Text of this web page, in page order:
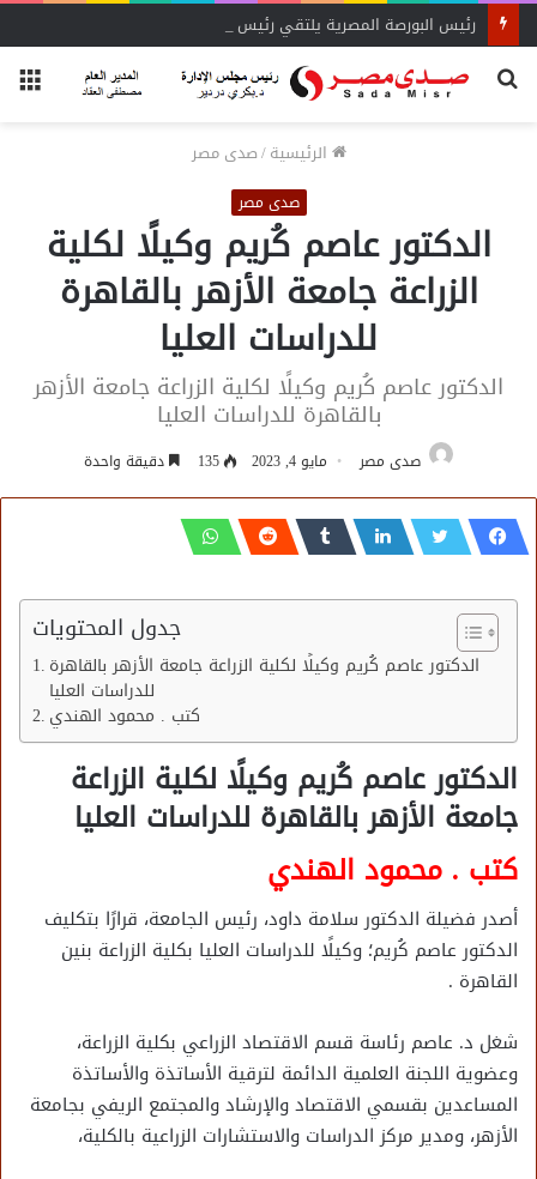
رئيس البورصة المصرية يلتقي رئيس جهاز التمثيل التجاري
بحث
الرئيسية/صدى مصر
صدى مصر
الدكتور عاصم كُريم وكيلًا لكلية
الزراعة جامعة الأزهر بالقاهرة
للدراسات العليا
الدكتور عاصم كُريم وكيلًا لكلية الزراعة جامعة الأزهر
بالقاهرة للدراسات العليا
صدى مصر مايو 4, 2023 135 دقيقة واحدة
جدول المحتويات
الدكتور عاصم كُريم وكيلًا لكلية الزراعة جامعة الأزهر بالقاهرة
للدراسات العليا
كتب . محمود الهندي
الدكتور عاصم كُريم وكيلًا لكلية الزراعة
جامعة الأزهر بالقاهرة للدراسات العليا
كتب . محمود الهندي
أصدر فضيلة الدكتور سلامة داود، رئيس الجامعة، قرارًا بتكليف
الدكتور عاصم كُريم؛ وكيلًا للدراسات العليا بكلية الزراعة بنين
القاهرة .
شغل د. عاصم رئاسة قسم الاقتصاد الزراعي بكلية الزراعة،
وعضوية اللجنة العلمية الدائمة لترقية الأساتذة والأساتذة
المساعدين بقسمي الاقتصاد والإرشاد والمجتمع الريفي بجامعة
الأزهر، ومدير مركز الدراسات والاستشارات الزراعية بالكلية،